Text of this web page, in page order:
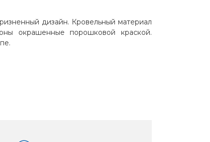
дизайн. Кровельный материал
окрашенные порошковой краской.